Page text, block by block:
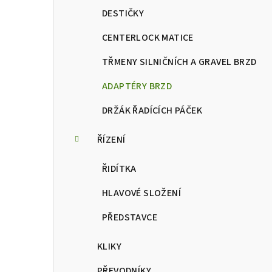
DESTIČKY
CENTERLOCK MATICE
TŘMENY SILNIČNÍCH A GRAVEL BRZD
ADAPTÉRY BRZD
DRŽÁK ŘADÍCÍCH PÁČEK
ŘÍZENÍ
ŘIDÍTKA
HLAVOVÉ SLOŽENÍ
PŘEDSTAVCE
KLIKY